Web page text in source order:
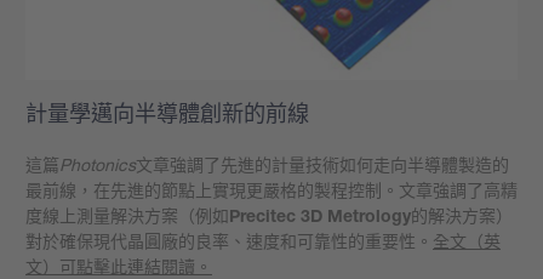
計量學邁向半導體創新的前線
這篇Photonics文章強調了先進的計量技術如何走向半導體製造的
最前線，在先進的節點上實現更嚴格的製程控制。文章強調了高精
度線上測量解決方案（例如Precitec 3D Metrology的解決方案）
對於確保現代晶圓廠的良率、速度和可靠性的重要性。 全文（英
文）可點擊此連結閱讀。